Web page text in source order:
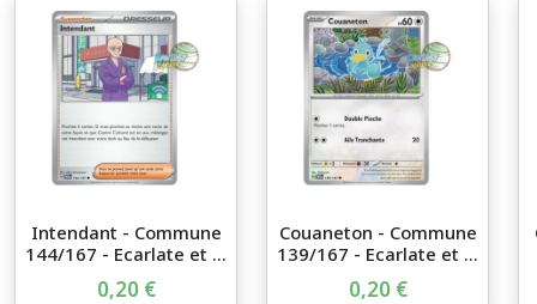
Intendant - Commune
144/167 - Ecarlate et ...
0,20 €
Couaneton - Commune
139/167 - Ecarlate et ...
0,20 €